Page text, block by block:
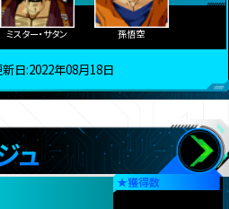
ミスター・サタン 孫悟空
新日:2022年08月18日
ュ
★獲得数